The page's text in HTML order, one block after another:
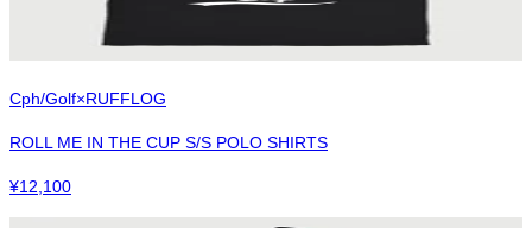
Cph/Golf×RUFFLOG
ROLL ME IN THE CUP S/S POLO SHIRTS
¥12,100